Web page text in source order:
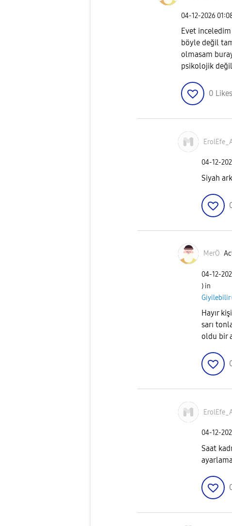
‎04-12-2026
Evet
böyle değil
olmasam
psikolojik değil
0 Likes
‎04-12-
Siyah
MerÖ
‎04-12-
) in
Giyilebilir
Hayır
sarı
oldu bir
‎04-12-
Saat